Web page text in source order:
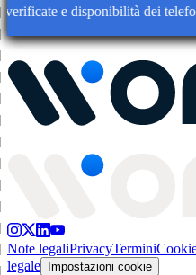
e disponibilità dei telefoni
Note legaliPrivacyTermini
legale
Impostazioni cookie